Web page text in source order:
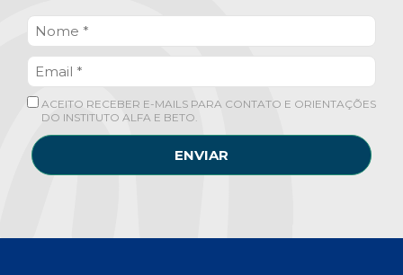
ACEITO RECEBER E-MAILS PARA CONTATO E ORIENTAÇÕES
DO INSTITUTO ALFA E BETO.
ENVIAR